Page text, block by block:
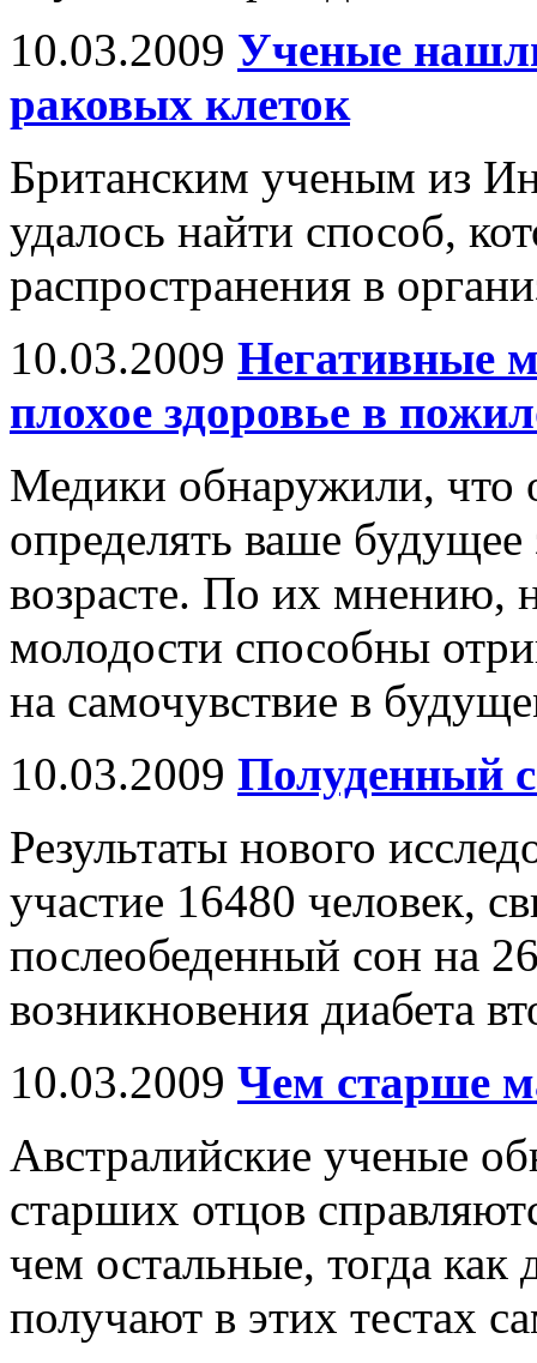
10.03.2009 Ученые
раковых клеток
Британским ученым из
удалось найти способ,
распространения в
10.03.2009 Негативные
плохое здоровье в
Медики обнаружили, что
определять ваше будущее
возрасте. По их мнению,
молодости способны
на самочувствие в
10.03.2009 Полуденный
Результаты нового
участие 16480 человек,
послеобеденный сон на
возникновения диабета
10.03.2009 Чем старше
Австралийские ученые
старших отцов
чем остальные, тогда как
получают в этих тестах